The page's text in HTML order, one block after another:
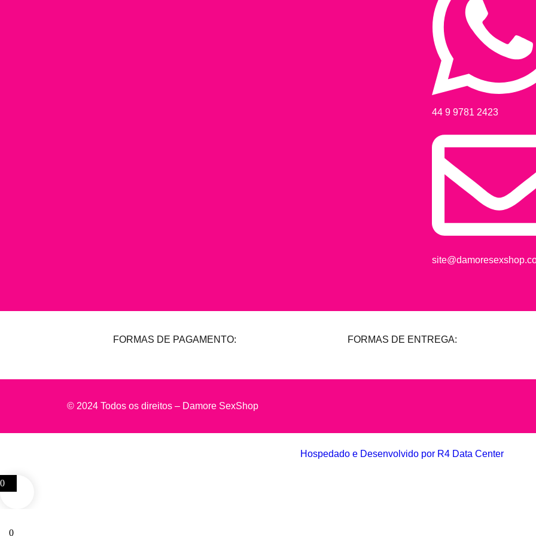
44 9 9781 2423
FORMAS DE PAGAMENTO: FORMAS DE ENTREGA:
© 2024 Todos os direitos – Damore SexShop
Hospedado e Desenvolvido por R4 Data Center
0
0